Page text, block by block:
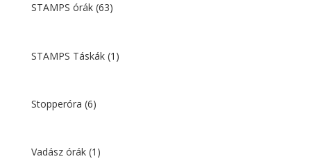
STAMPS órák (63)
STAMPS Táskák (1)
Stopperóra (6)
Vadász órák (1)